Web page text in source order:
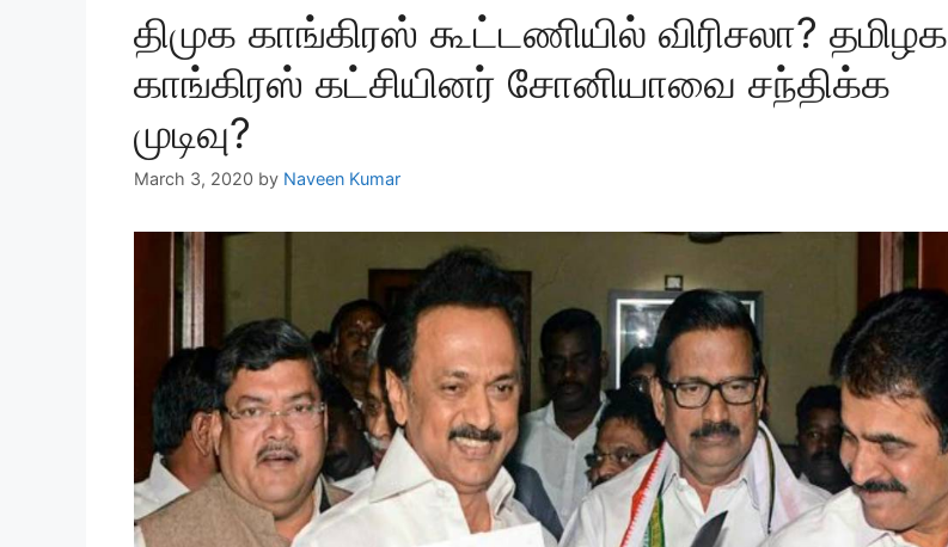
திமுக காங்கிரஸ் கூட்டணியில் விரிசலா? தமிழக
காங்கிரஸ் கட்சியினர் சோனியாவை சந்திக்க
முடிவு?
March 3, 2020 by Naveen Kumar